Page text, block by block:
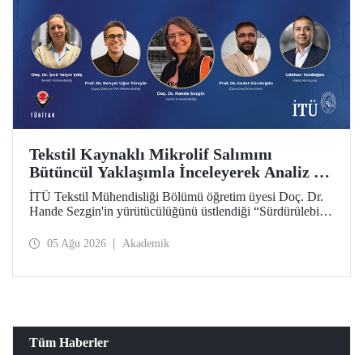
Tekstil Kaynaklı Mikrolif Salımını
Bütüncül Yaklaşımla İnceleyerek Analiz ve
Azaltım Stratejileri Geliştirecek Projeye
TÜBİTAK Desteği
İTÜ Tekstil Mühendisliği Bölümü öğretim üyesi Doç. Dr.
Hande Sezgin'in yürütücülüğünü üstlendiği “Sürdürülebilir
Koşullarına Bağlı Mikrolif Salımı: Aşınma, UV Maruziyeti
05 Ağu 2026 Akademik
Tüm Haberler